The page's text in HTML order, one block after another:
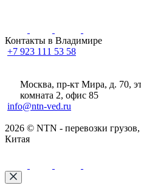
Контакты в Владимире
+7 923 111 53 58
Москва, пр-кт Мира, д. 70,
комната 2, офис 85
info@ntn-ved.ru
2026 © NTN - перевозки
Китая